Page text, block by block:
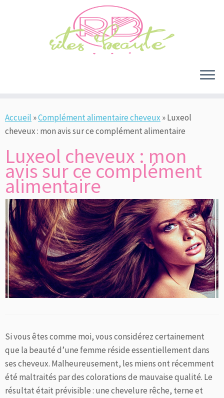
Accueil »Complément alimentaire cheveux »Luxeol
cheveux : mon avis sur ce complément alimentaire
Luxeol cheveux : mon
avis sur ce complément
alimentaire
Si vous êtes comme moi, vous considérez certainement
que la beauté d’une femme réside essentiellement dans
ses cheveux. Malheureusement, les miens ont récemment
été maltraités par des colorations de mauvaise qualité. Le
résultat était prévisible : une chevelure rêche, terne et